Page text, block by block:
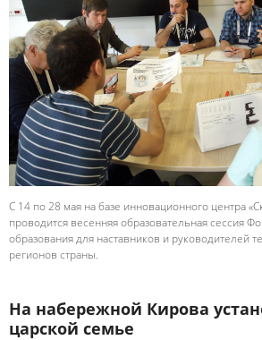
С 14 по 28 мая на базе инновационного центра
проводится весенняя образовательная сессия
образования для наставников и руководителей
регионов страны.
На набережной Кирова
царской семье